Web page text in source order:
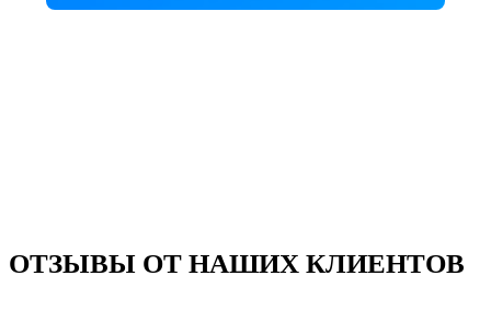
ОТЗЫВЫ ОТ НАШИХ КЛИЕНТОВ